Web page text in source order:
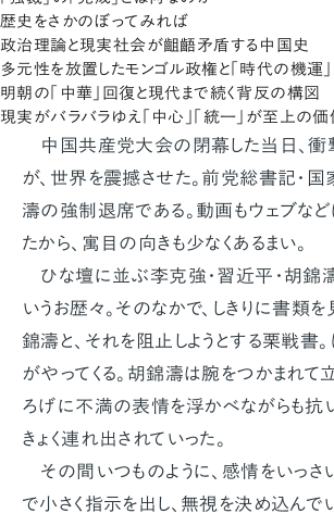
歴史をさかのぼってみれば
政治理論と現実社会が齟齬矛盾する中国史
多元性を放置したモンゴル政権と「時代の機運」
明朝の「中華」回復と現代まで続く背反の構図
現実がバラバラゆえ「中心」「統一」が至上の価
中国共産党大会の閉幕した当日、衝
が、世界を震撼させた。前党総書記・
濤の強制退席である。動画もウェブなど
たから、寓目の向きも少なくあるまい。
ひな壇に並ぶ李克強・習近平・胡錦
いうお歴々。そのなかで、しきりに書類を
錦濤と、それを阻止しようとする栗戦書
がやってくる。胡錦濤は腕をつかまれて
ろげに不満の表情を浮かべながらも抗い
きょく連れ出されていった。
その間いつものように、感情をいっさ
で小さく指示を出し、無視を決め込んで